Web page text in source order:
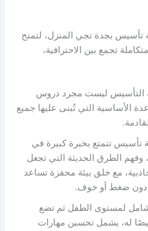
تأسيس بجدة تجي المنزل، لتمنح
تجمع بين الاحترافية،
التأسيس ليست مجرد دروس
الأساسية التي تُبنى عليها جميع
تأسيس تتمتع بخبرة كبيرة في
وفهم الطرق الحديثة التي تجعل
مع خلق بيئة محفزة تساعد
دون ضغط أو خوف.
شامل لمستوى الطفل ثم تضع
له، يشمل تحسين مهارات